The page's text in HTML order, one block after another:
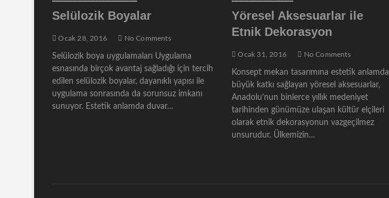
Selülozik Boyalar
Ocak 28, 2016 No Comments
Selülozik boya uygulamaları Uygulama
esnasında birçok avantaj sağladığı için tercih
edilen selülozik boyalar, dayanıklı yapısı ile
uygulama sonrasında da sorunsuz imkanı
sunuyor. Estetik anlamda duvar…
Yöresel Aksesuarlar ile
Etnik Dekorasyon
Ocak 31, 2016 No Comments
Konsept mekan tasarımına estetik anlamda
büyük katkı sağlayan yöresel aksesuarlar,
Anadolu’nun binlerce yıllık medeniyet
tarihinden günümüze ulaşan kültür elçileri
olarak etnik dekorasyonun vazgeçilmez
unsurudur. Ülkemizin…